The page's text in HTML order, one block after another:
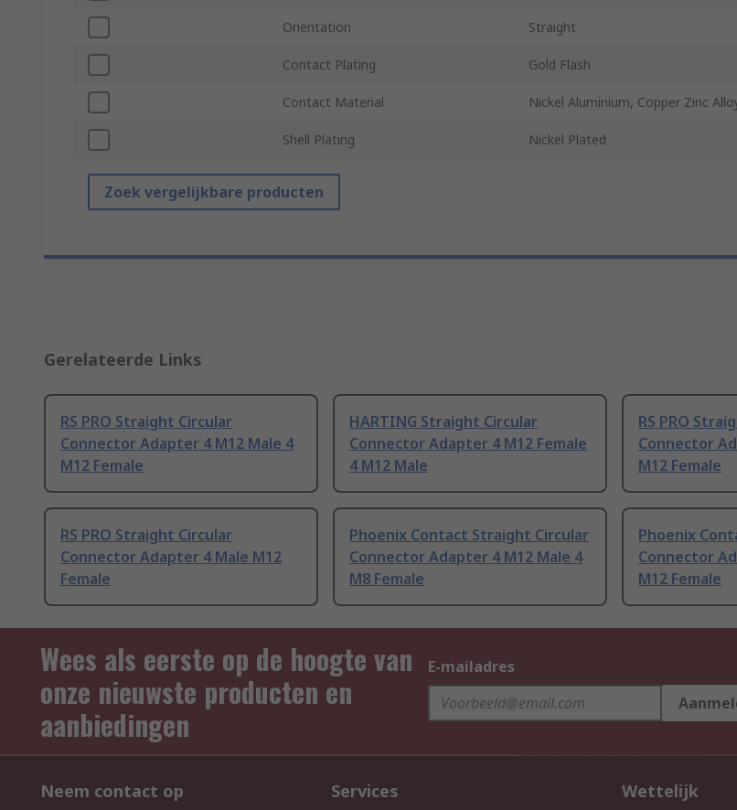
Orientation Straight
Contact Plating Gold Flash
Contact Material Nickel Aluminium, Copper Zinc
Shell Plating Nickel Plated
Zoek vergelijkbare producten
Gerelateerde Links
RS PRO Straight Circular
Connector Adapter 4 M12 Male 4
M12 Female
HARTING Straight Circular
Connector Adapter 4 M12 Female
4 M12 Male
RS PRO
Connector
M12 Female
RS PRO Straight Circular
Connector Adapter 4 Male M12
Female
Phoenix Contact Straight Circular
Connector Adapter 4 M12 Male 4
M8 Female
Phoenix
Connector
M12 Female
Wees als eerste op de hoogte van
onze nieuwste producten en
aanbiedingen
E-mailadres
Neem contact op Services Wettelijk